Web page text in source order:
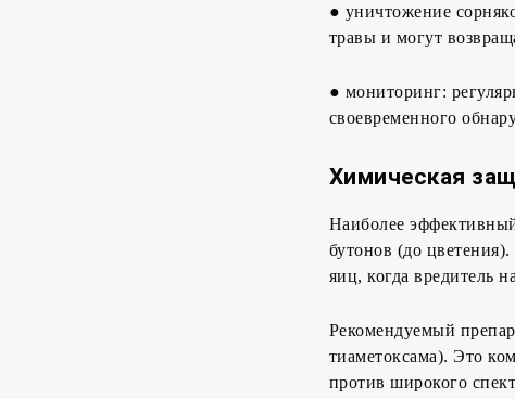
● уничтожение
травы и могут
● мониторинг:
своевременного
Химическая
Наиболее
бутонов (до
яиц, когда вредитель
Рекомендуемый
тиаметоксама). Это
против широкого